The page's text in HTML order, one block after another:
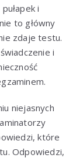
i
to główny
zdaje testu.
i
niejasnych
które
Odpowiedzi,